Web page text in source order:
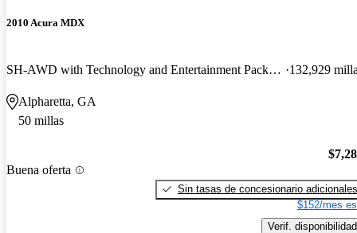
2010 Acura MDX
SH-AWD with Technology and Entertainment Package 132,929
Alpharetta, GA
50 millas
Buena oferta
Sin tasas de concesionario adicionales
$152/mes
Verif. disponibilidad